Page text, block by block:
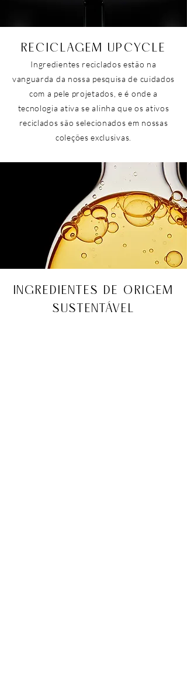
RECICLAGEM UPCYCLE
Ingredientes reciclados estão na
vanguarda da nossa pesquisa de cuidados
com a pele projetados, e é onde a
tecnologia ativa se alinha que os ativos
reciclados são selecionados em nossas
coleções exclusivas.
INGREDIENTES DE ORIGEM
SUSTENTÁVEL